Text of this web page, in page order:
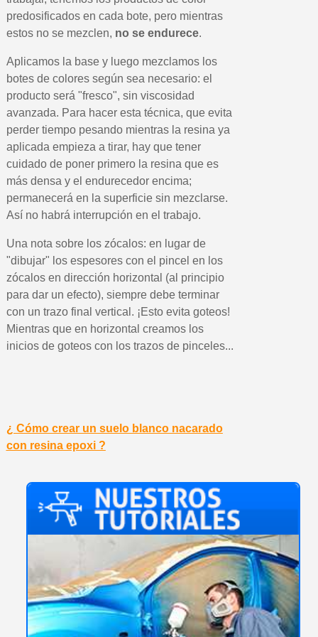
predosificados en cada bote, pero mientras
estos no se mezclen, no se endurece.
Aplicamos la base y luego mezclamos los
botes de colores según sea necesario: el
producto será "fresco", sin viscosidad
avanzada. Para hacer esta técnica, que evita
perder tiempo pesando mientras la resina ya
aplicada empieza a tirar, hay que tener
cuidado de poner primero la resina que es
más densa y el endurecedor encima;
permanecerá en la superficie sin mezclarse.
Así no habrá interrupción en el trabajo.
Una nota sobre los zócalos: en lugar de
"dibujar" los espesores con el pincel en los
zócalos en dirección horizontal (al principio
para dar un efecto), siempre debe terminar
con un trazo final vertical. ¡Esto evita goteos!
Mientras que en horizontal creamos los
inicios de goteos con los trazos de pinceles...
¿ Cómo crear un suelo blanco nacarado
con resina epoxi ?